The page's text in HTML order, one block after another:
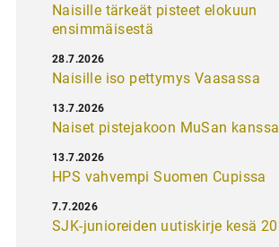
Naisille tärkeät pisteet elokuun
ensimmäisestä
Naisille iso pettymys Vaasassa
28.7.2026
Naiset pistejakoon MuSan kanssa
13.7.2026
HPS vahvempi Suomen Cupissa
13.7.2026
SJK-junioreiden uutiskirje kesä
7.7.2026